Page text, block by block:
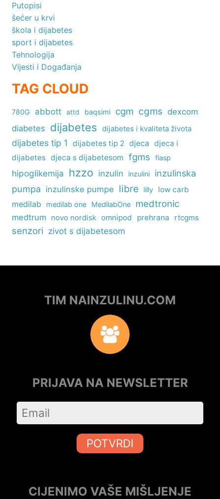
Putopisi
šećer u krvi
škola i dijabetes
sport i dijabetes
Tehnologija
Vijesti i Događanja
TAG CLOUD
780G abbott attd baqsimi cgm cgms dexcom
diabetes dijabetes dijabetes i kvaliteta života
dijabetes tip 1 dijabetes tip 2 djeca djeca i
dijabetes djeca s dijabetesom fgms fiasp
hipoglikemija hzzo inzulin inzulini
inzulinska
pumpa inzulinske pumpe libre lilly low carb
medilab medilab one MedilabOne medtronic
medtrum novo nordisk omnipod prehrana rtcgms
senzori zivot s dijabetesom
TIM NAINZULINU.COM
PRIJAVA NA NEWSLETTER
POTVRDI
CIJENIMO VAŠE MIŠLJENJE